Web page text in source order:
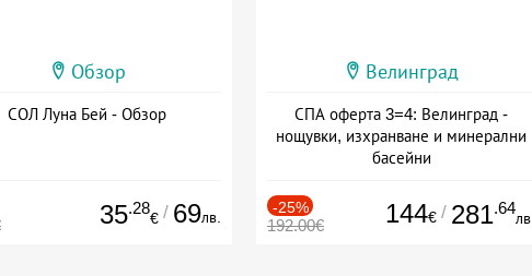
Обзор
СОЛ Луна Бей - Обзор
35.28
€ / 69лв.
Велинград
СПА оферта 3=4: Велинград -
нощувки, изхранване и минерални
басейни
-25%
192.00€ 144€ / 281.64
лв.